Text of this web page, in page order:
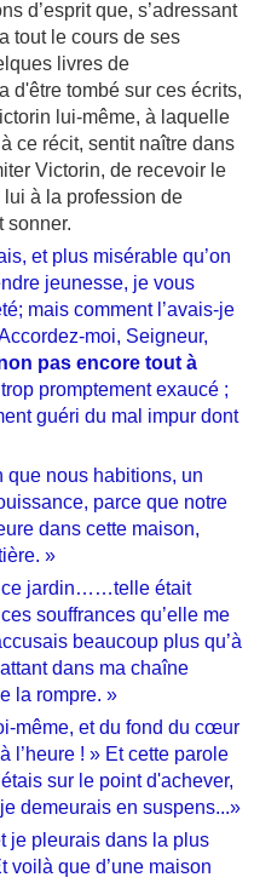
que, s’adressant
tout le cours de ses
livres de
d'être tombé sur ces écrits,
lui-même, à laquelle
ce récit, sentit naître dans
Victorin, de recevoir le
lui à la profession de
sonner.
et plus misérable qu’on
jeunesse, je vous
mais comment l’avais-je
moi, Seigneur,
pas encore tout à
promptement exaucé ;
guéri du mal impur dont
nous habitions, un
parce que notre
dans cette maison,
»
jardin……telle était
souffrances qu’elle me
beaucoup plus qu’à
dans ma chaîne
la rompre. »
et du fond du cœur
l’heure ! » Et cette parole
sur le point d'achever,
demeurais en suspens...»
pleurais dans la plus
que d’une maison